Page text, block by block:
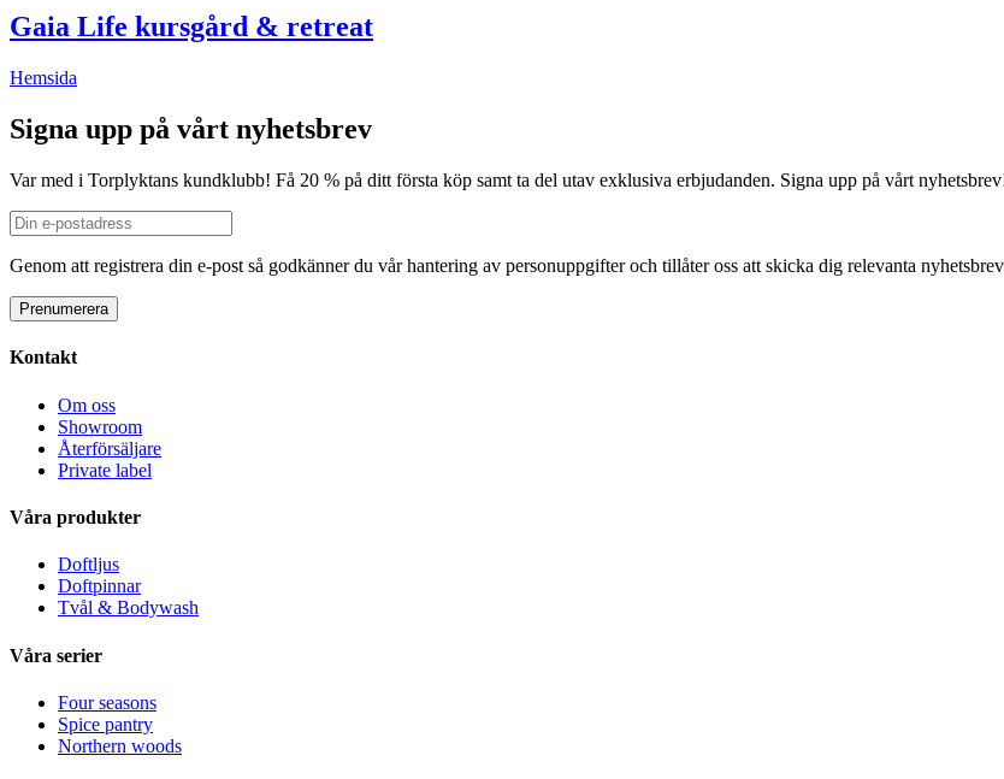
Gaia Life kursgård & retreat
Hemsida
Signa upp på vårt nyhetsbrev
Var med i Torplyktans kundklubb! Få 20 % på ditt första köp samt ta del utav exklusiva erbjudanden. Signa upp på vårt
Genom att registrera din e-post så godkänner du vår hantering av personuppgifter och tillåter oss att skicka dig relevanta
Kontakt
Om oss
Showroom
Återförsäljare
Private label
Våra produkter
Doftljus
Doftpinnar
Tvål & Bodywash
Våra serier
Four seasons
Spice pantry
Northern woods